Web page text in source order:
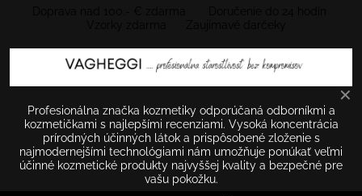
✕
Profesionálna značka kozmetiky odporúčaná odborníkmi a
kozmetičkami s najlepšími recenziami. Vysoká koncentrácia
prírodných účinných látok a prispôsobené zloženie s
najmodernejšími technológiami nám umožňuje ponúkať veľmi
účinné kozmetické produkty najvyššej kvality a bezpečné pre
vašu pokožku.